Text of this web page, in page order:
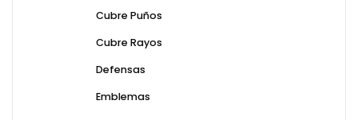
Cubre Puños
Cubre Rayos
Defensas
Emblemas